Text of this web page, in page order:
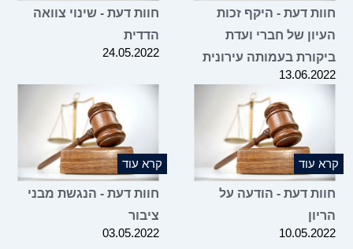
חוות דעת - היקף זכות
העיון של חברי ועדת
ביקורת בעמותה עירונית
13.06.2022
חוות דעת - שינוי צוואה
הדדית
24.05.2022
קרא עוד
חוות דעת - הודעה על
הריון
10.05.2022
קרא עוד
חוות דעת - הנגשת מבני
ציבור
03.05.2022